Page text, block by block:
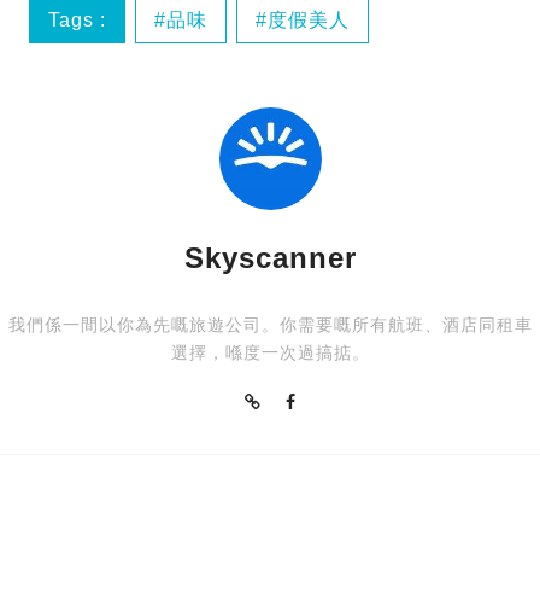
Tags : 品味 度假美人
Skyscanner
我們係一間以你為先嘅旅遊公司。你需要嘅所有航班、酒店同租車
選擇，喺度一次過搞掂。